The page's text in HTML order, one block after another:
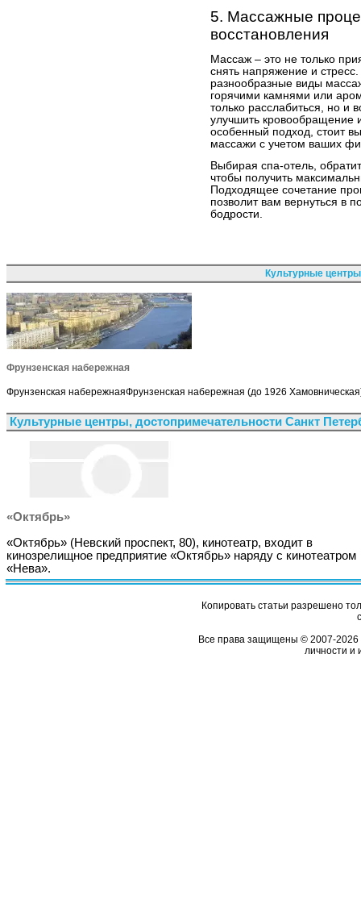
5. Массажные
восстановления
Массаж – это не только
снять напряжение и
разнообразные виды
горячими камнями или
только расслабиться, но и
улучшить кровообращение
особенный подход, стоит
массажи с учетом ваших
Выбирая спа-отель,
чтобы получить
Подходящее сочетание
позволит вам вернуться в
бодрости.
Культурные
Фрунзенская набережная
Фрунзенская набережнаяФрунзенская набережная (до 1926
Культурные центры, достопримечательности Санкт
«Октябрь»
«Октябрь» (Невский проспект, 80), кинотеатр, входит в
кинозрелищное предприятие «Октябрь» наряду с кинотеатром
«Нева».
Копировать статьи разрешено
Все права защищены © 2007-2026
личности и